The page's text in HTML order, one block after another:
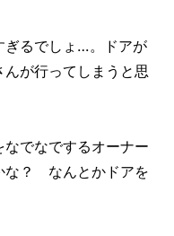
ぎるでしょ…。ドアが
が行ってしまうと思
でなでするオーナー
な？ なんとかドアを